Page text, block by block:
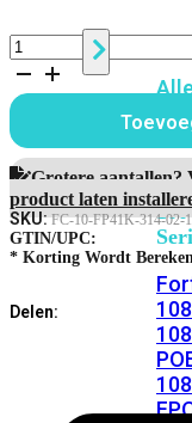
100
FortiAP-
441K
Jaar
Forticare
Essential
Support
for
FortiAP.
aantal
Grotere aantallen?
product laten
SKU:FC-10-FP41K-314-02-
GTIN/UPC:
* Korting Wordt
Delen: